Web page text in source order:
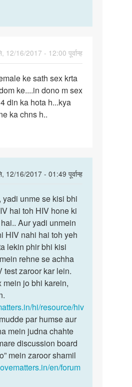
12/16/2017 - 12:00 पूर्वान्ह
ke sath sex krta
ke....in dono m sex
din ka hota h...kya
ka chns h..
12/16/2017 - 01:49 पूर्वान्ह
yadi unme se kisi bhi
hai toh HIV hone ki
Aur yadi unmein
HIV nahi hai toh yeh
lekin phir bhi kisi
rehne se achha
test zaroor kar lein.
mein jo bhi karein,
hi/resource/hiv
par humse aur
mein judna chahte
discussion board
mein zaroor shamil
en/forum